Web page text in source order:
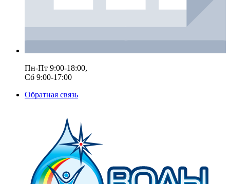
Пн-Пт 9:00-18:00,
Сб 9:00-17:00
Обратная связь